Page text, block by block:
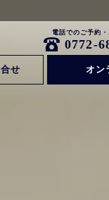
電話でのご予約
0772-
せ オン